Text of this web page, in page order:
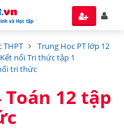
THPT
Trung Học PT lớp 12
nối Tri thức tập 1
tri thức
12 tập